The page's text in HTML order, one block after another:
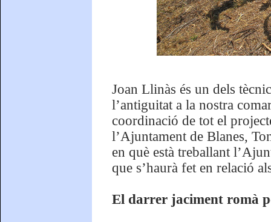
Joan Llinàs és un dels
l’antiguitat a la nostra
coordinació de tot el
l’Ajuntament de Blanes,
en què està treballant
que s’haurà fet en relació
El darrer jaciment romà